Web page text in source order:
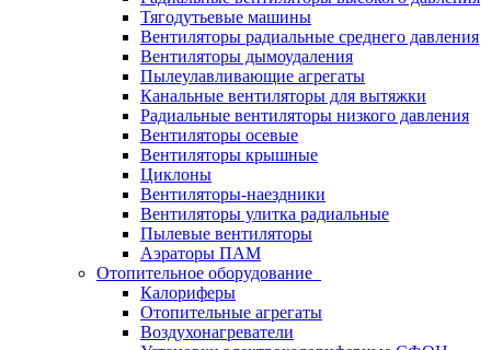
Тягодутьевые машины
Вентиляторы радиальные среднего давления
Вентиляторы дымоудаления
Пылеулавливающие агрегаты
Канальные вентиляторы для вытяжки
Радиальные вентиляторы низкого давления
Вентиляторы осевые
Вентиляторы крышные
Циклоны
Вентиляторы-наездники
Вентиляторы улитка радиальные
Пылевые вентиляторы
Аэраторы ПАМ
Отопительное оборудование
Калориферы
Отопительные агрегаты
Воздухонагреватели